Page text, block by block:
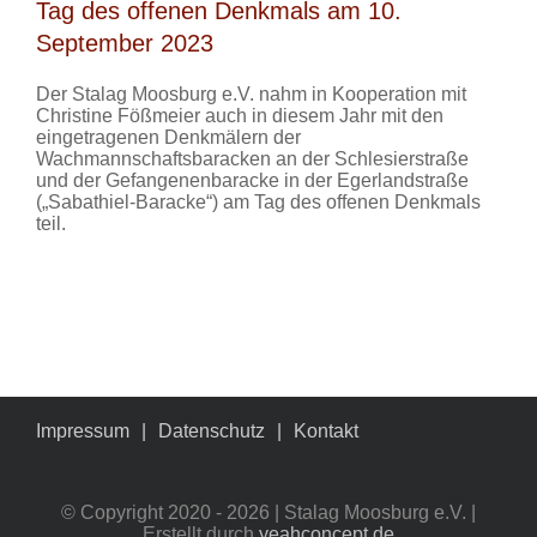
Tag des offenen Denkmals am 10.
September 2023
Der Stalag Moosburg e.V. nahm in Kooperation mit
Christine Fößmeier auch in diesem Jahr mit den
eingetragenen Denkmälern der
Wachmannschaftsbaracken an der Schlesierstraße
und der Gefangenenbaracke in der Egerlandstraße
(„Sabathiel-Baracke“) am Tag des offenen Denkmals
teil.
Impressum Datenschutz Kontakt
© Copyright 2020 - 2026 | Stalag Moosburg e.V. |